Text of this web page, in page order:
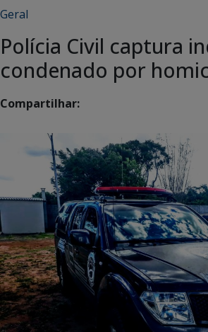
Geral
Polícia Civil captura
condenado por
Compartilhar: